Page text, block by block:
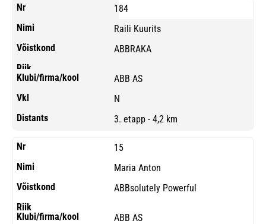
184
Raili Kuurits
ABBRAKA
ABB AS
N
3. etapp - 4,2 km
15
Maria Anton
ABBsolutely Powerful
ABB AS